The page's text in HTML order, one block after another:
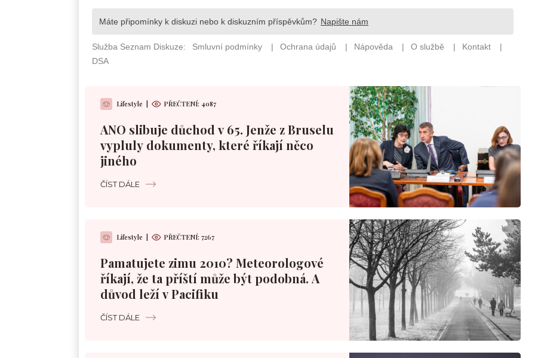
Lifestyle PŘEČTENÍ: 4087
ANO slibuje důchod v 65. Jenže z Bruselu
vypluly dokumenty, které říkají něco
jiného
ČÍST DÁLE
Lifestyle PŘEČTENÍ: 7267
Pamatujete zimu 2010? Meteorologové
říkají, že ta příští může být podobná. A
důvod leží v Pacifiku
ČÍST DÁLE